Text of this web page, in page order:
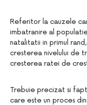
Referitor la cauzele
imbatranire al
natalitatii in primul
cresterea nivelului de
cresterea ratei de
Trebuie precizat si
care este un proces